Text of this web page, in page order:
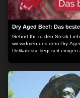
Dry Aged Beef: Das
Gehört Ihr zu den Steak-
wir widmen uns dem Dry
Delikatesse liegt seit einigen